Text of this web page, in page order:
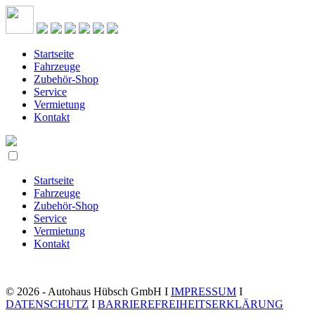
Startseite
Fahrzeuge
Zubehör-Shop
Service
Vermietung
Kontakt
Startseite
Fahrzeuge
Zubehör-Shop
Service
Vermietung
Kontakt
© 2026 - Autohaus Hübsch GmbH I IMPRESSUM I
DATENSCHUTZ I BARRIEREFREIHEITSERKLÄRUNG